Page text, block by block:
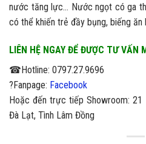
nước tăng lực… Nước ngọt có ga
có thể khiến trẻ đầy bụng, biếng ăn
LIÊN HỆ NGAY ĐỂ ĐƯỢC TƯ VẤN
☎Hotline: 0797.27.9696
?Fanpage: Facebook
Hoặc đến trực tiếp Showroom: 21
Đà Lạt, Tình Lâm Đồng